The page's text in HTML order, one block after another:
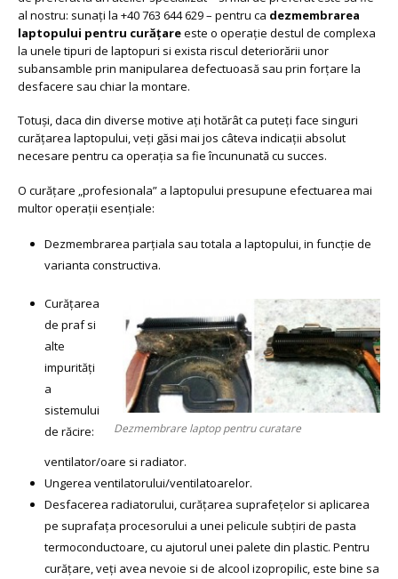
al nostru: sunați la +40 763 644 629 – pentru ca dezmembrarea
laptopului pentru curățareeste o operație destul de complexa
la unele tipuri de laptopuri si exista riscul deteriorării unor
subansamble prin manipularea defectuoasă sau prin forțare la
desfacere sau chiar la montare.
Totuși, daca din diverse motive ați hotărât ca puteți face singuri
curățarea laptopului, veți găsi mai jos câteva indicații absolut
necesare pentru ca operația sa fie încununată cu succes.
O curățare „profesionala” a laptopului presupune efectuarea mai
multor operații esențiale:
Dezmembrarea parțiala sau totala a laptopului, in funcție de
varianta constructiva.
Dezmembrare laptop pentru curatare
Curățarea
de praf si
alte
impurități
a
sistemului
de răcire:
ventilator/oare si radiator.
Ungerea ventilatorului/ventilatoarelor.
Desfacerea radiatorului, curățarea suprafețelor si aplicarea
pe suprafața procesorului a unei pelicule subțiri de pasta
termoconductoare, cu ajutorul unei palete din plastic. Pentru
curățare, veți avea nevoie si de alcool izopropilic, este bine sa